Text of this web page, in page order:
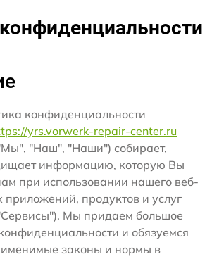
конфиденциальности
yrs.vorwerk-repair-center.ru
"Наш", "Наши") собирает,
информацию, которую Вы
при использовании нашего веб-
приложений, продуктов и услуг
Мы придаем большое
и обязуемся
законы и нормы в